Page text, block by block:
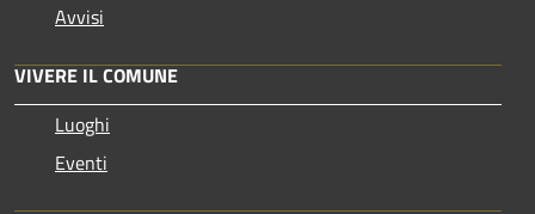
Avvisi
VIVERE IL COMUNE
Luoghi
Eventi